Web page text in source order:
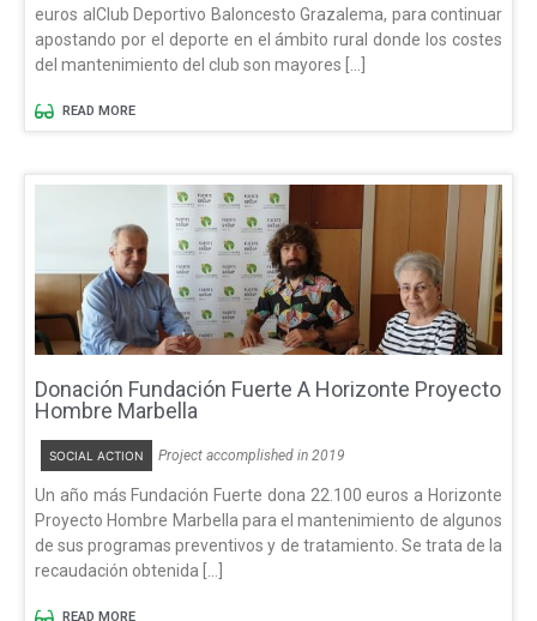
euros alClub Deportivo Baloncesto Grazalema, para continuar
apostando por el deporte en el ámbito rural donde los costes
del mantenimiento del club son mayores […]
READ MORE
Donación Fundación Fuerte A Horizonte Proyecto
Hombre Marbella
SOCIAL ACTION Project accomplished in 2019
Un año más Fundación Fuerte dona 22.100 euros a Horizonte
Proyecto Hombre Marbella para el mantenimiento de algunos
de sus programas preventivos y de tratamiento. Se trata de la
recaudación obtenida […]
READ MORE